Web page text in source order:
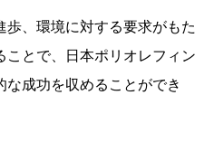
、環境に対する要求がもた
ことで、日本ポリオレフィン
成功を収めることができ